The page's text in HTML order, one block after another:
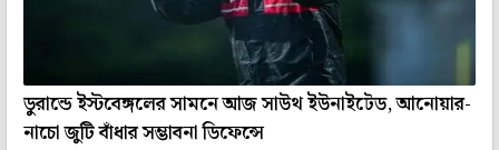
ডুরান্ডে ইস্টবেঙ্গলের সামনে আজ সাউথ ইউনাইটেড, আনোয়ার-
নাচো জুটি বাঁধার সম্ভাবনা ডিফেন্সে